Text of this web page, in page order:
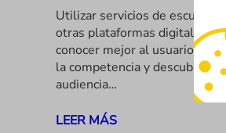
Utilizar servicios de escucha
otras plataformas digitales
conocer mejor al usuario,
la competencia y descubrir
audiencia…
LEER MÁS